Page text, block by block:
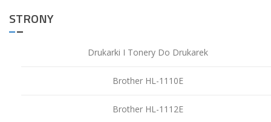
STRONY
Drukarki I Tonery Do Drukarek
Brother HL-1110E
Brother HL-1112E